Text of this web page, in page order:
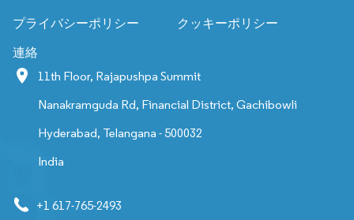
プライバシーポリシー クッキーポリシー
連絡
11th Floor, Rajapushpa Summit
Nanakramguda Rd, Financial District, Gachibowli
Hyderabad, Telangana - 500032
India
+1 617-765-2493